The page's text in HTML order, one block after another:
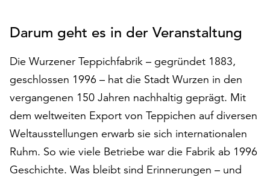
„Alle
akzeptieren“,
um
alle
Cookies
zu
akzeptieren.
Sie
können
Ihr
Einverständnis
Darum geht es in der Veranstaltung
Die Wurzener Teppichfabrik – gegründet 1883,
geschlossen 1996 – hat die Stadt Wurzen in den
vergangenen 150 Jahren nachhaltig geprägt. Mit
dem weltweiten Export von Teppichen auf diversen
Weltausstellungen erwarb sie sich internationalen
Ruhm. So wie viele Betriebe war die Fabrik ab 1996
Geschichte. Was bleibt sind Erinnerungen – und